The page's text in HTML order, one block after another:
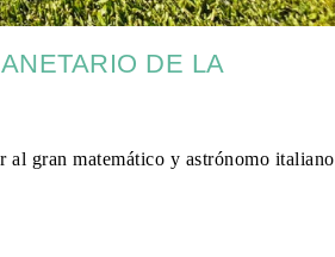
DE LA
gran matemático y astrónomo italiano